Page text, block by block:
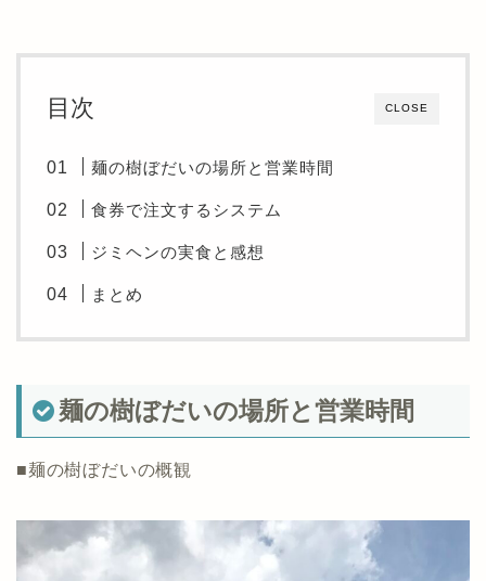
CLOSE
目次
麺の樹ぼだいの場所と営業時間
食券で注文するシステム
ジミヘンの実食と感想
まとめ
麺の樹ぼだいの場所と営業時間
■麺の樹ぼだいの概観